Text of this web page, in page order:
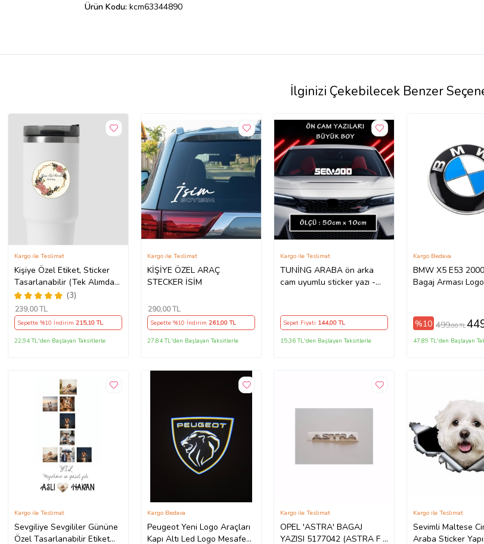
Ürün Kodu: kcm63344890
İlginizi Çekebilecek Benzer
Kişiye Özel Etiket, Sticker
Tasarlanabilir (Tek Alımda
50'li Gönderim
Yapılmaktadır)
(3)
Kargo ile Teslimat
239,00 TL
Sepette %10 İndirim 215,10 TL
22,94 TL'den Başlayan Taksitlerle
KİŞİYE ÖZEL ARAÇ
STECKER İSİM
Kargo ile Teslimat
290,00 TL
Sepette %10 İndirim 261,00 TL
27,84 TL'den Başlayan Taksitlerle
TUNİNG ARABA ön arka
cam uyumlu sticker yazı -
Kargo ile Teslimat
Sepet Fiyatı 144,00 TL
15,36 TL'den Başlayan Taksitlerle
BMW X5 E53
Bagaj Arması
Kargo Bedava
%10 499,00 TL
47,89 TL'den Başlayan
Sevgiliye Sevgililer Gününe
Özel Tasarlanabilir Etiket
Kargo ile Teslimat
Peugeot Yeni Logo Araçları
Kapı Altı Led Logo Mesafe
Kargo Bedava
OPEL 'ASTRA' BAGAJ
YAZISI 5177042 (ASTRA F -
Kargo ile Teslimat
Sevimli Maltese
Araba Sticker
Kargo ile Teslimat